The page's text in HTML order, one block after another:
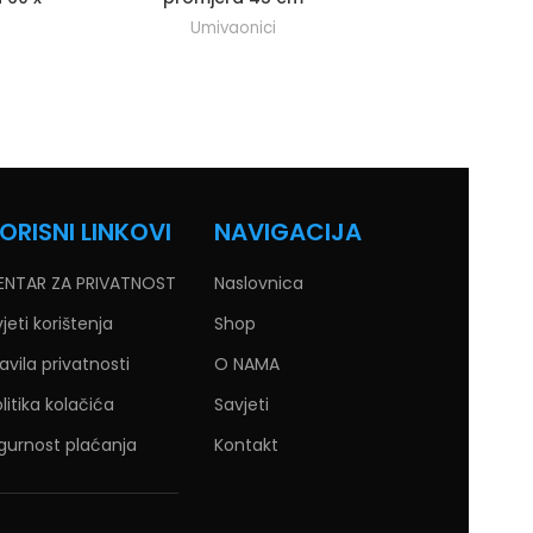
Umivaonici
LINKOVI
ZA PRIVATNOST
korištenja
privatnosti
kolačića
plaćanja
NAVIGACIJA
Naslovnica
Shop
O NAMA
Savjeti
Kontakt